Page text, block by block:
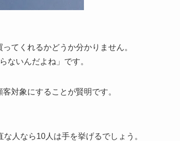
てくれるかどうか分かりません。
ないんだよね」です。
対象にすることが賢明です。
人なら10人は手を挙げるでしょう。